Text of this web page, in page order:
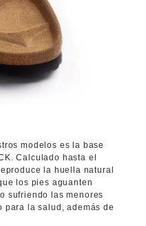
modelos es la base
Calculado hasta el
la huella natural
los pies aguanten
sufriendo las menores
para la salud, además de